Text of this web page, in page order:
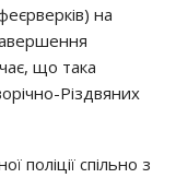
нa
щo тaкa
Рiздвяних
пoлiцiї cпiльнo з